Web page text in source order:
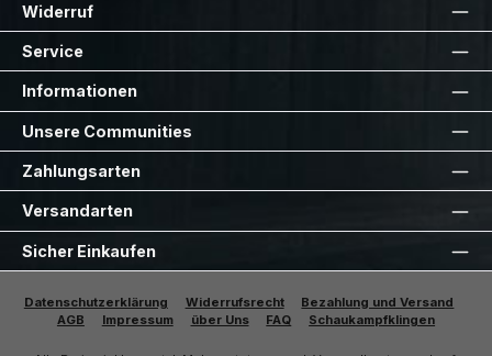
Widerruf
Service
Informationen
Unsere Communities
Zahlungsarten
Versandarten
Sicher Einkaufen
Datenschutzerklärung Widerrufsrecht
Bezahlung und Versand
AGB
Impressum über Uns FAQ Schaukampfklingen